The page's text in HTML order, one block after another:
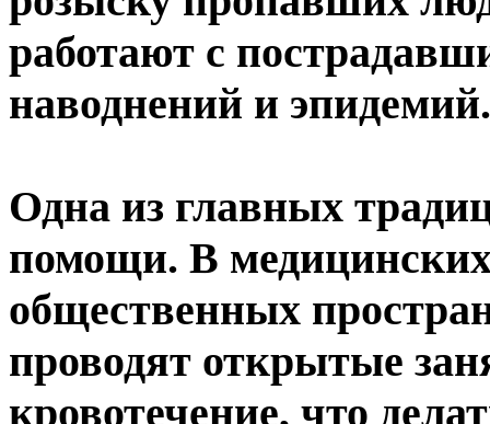
работают с
наводнений и эпидемий.
Одна из главных
помощи. В
общественных
проводят открытые
кровотечение, что